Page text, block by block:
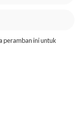
peramban ini untuk